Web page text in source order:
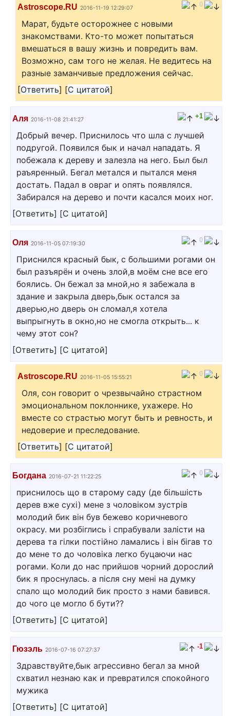
Astroscope.RU 2016-11-19 12:29:07 0
Марат, будьте осторожнее с новыми
знакомствами. Кто-то может попытаться
вмешаться в вашу жизнь и повредить вам.
Возможно, сам того не желая. Не ведитесь на
разные заманчивые предложения сейчас.
[Ответить] [С цитатой]
Аля 2016-11-08 21:41:27 +1
Добрый вечер. Приснилось что шла с лучшей
подругой. Появился бык и начал нападать. Я
побежала к дереву и залезла на него. Был был
раъяренный. Бегал метался и пытался меня
достать. Падал в овраг и опять появлялся.
Забирался на дерево и почти касался моих ног.
[Ответить] [С цитатой]
Оля 2016-11-05 07:19:30 0
Приснился красный бык, с большими рогами он
был разъярён и очень злой,в моём сне все его
боялись. Он бежал за мной,но я забежала в
здание и закрыла дверь,бык остался за
дверью,но дверь он сломал,я хотела
выпрыгнуть в окно,но не смогла открыть... к
чему этот сон?
[Ответить] [С цитатой]
Astroscope.RU 2016-11-05 15:55:21 0
Оля, сон говорит о чрезвычайно страстном
эмоциональном поклоннике, ухажере. Но
вместе со страстью могут быть и ревность, и
недоверие и преследование.
[Ответить] [С цитатой]
Богдана 2016-07-21 11:22:25 0
приснилось що в старому саду (де більшість
дерев вже сухі) мене з чоловіком зустрів
молодий бик він був бежево коричневого
окрасу. ми розбіглись і спрабували залісти на
дерева та гілки постійно ламались і він бігав то
до мене то до чоловіка легко буцаючи нас
рогами. Коли до нас прийшов чорний дорослий
бик я проснулась. а після сну мені на думку
спало що молодий бик просто з нами бавився.
до чого це могло б бути??
[Ответить] [С цитатой]
Гюзэль 2016-07-16 07:27:37 -1
Здравствуйте,бык агрессивно бегал за мной
схватил незнаю как и превратился спокойного
мужика
[Ответить] [С цитатой]